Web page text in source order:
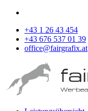
+43 1 26 43 454
+43 676 537 01 39
office@fairgrafix.at